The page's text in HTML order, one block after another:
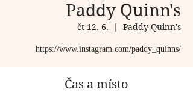
Paddy Quinn's
čt 12. 6.
  |
Paddy Quinn's
https://www.instagram.com/paddy_quinns/
Čas a místo